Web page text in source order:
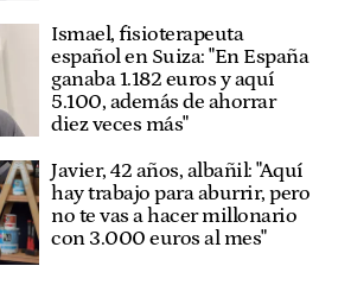
Ismael, fisioterapeuta
español en Suiza: "En España
ganaba 1.182 euros y aquí
5.100, además de ahorrar
diez veces más"
Javier, 42 años, albañil: "Aquí
hay trabajo para aburrir, pero
no te vas a hacer millonario
con 3.000 euros al mes"